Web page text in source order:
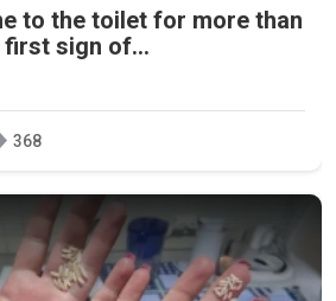
to the toilet for more than
first sign of...
368